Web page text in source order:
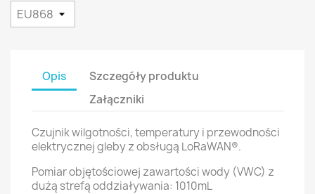
Opis
Szczegóły produktu
Załączniki
Czujnik wilgotności, temperatury i przewodności
elektrycznej gleby z obsługą LoRaWAN®.
Pomiar objętościowej zawartości wody (VWC) z
dużą strefą oddziaływania: 1010mL